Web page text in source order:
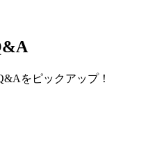
をピックアップ！